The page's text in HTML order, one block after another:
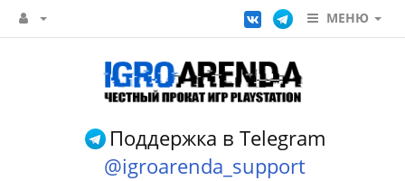
МЕНЮ
Поддержка в Telegram
@igroarenda_support